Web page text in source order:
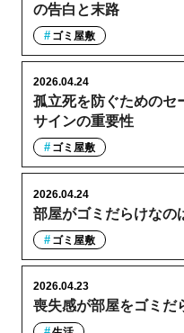
の告白と末路
ゴミ屋敷
孤立死を防ぐためのセ
サインの重要性
2026.04.24
ゴミ屋敷
部屋がゴミだらけなの
2026.04.24
ゴミ屋敷
喪失感が部屋をゴミだ
2026.04.23